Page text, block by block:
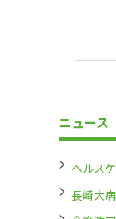
ニュース
ヘルス
長崎大